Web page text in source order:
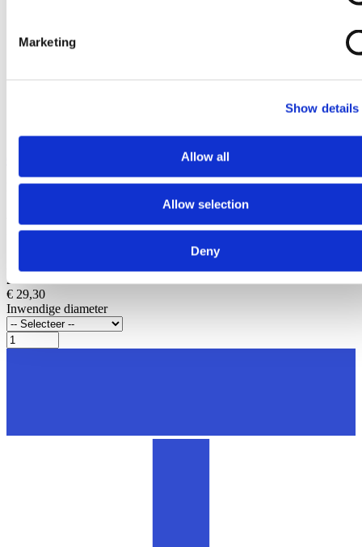
Marketing
Show details
Allow all
Allow selection
Deny
Ga naar het begin van de afbeeldingen-gallerij
Melkpomp en melkleiding
Rubber Vlinderklepkraan
20003
€ 29,30
Inwendige diameter